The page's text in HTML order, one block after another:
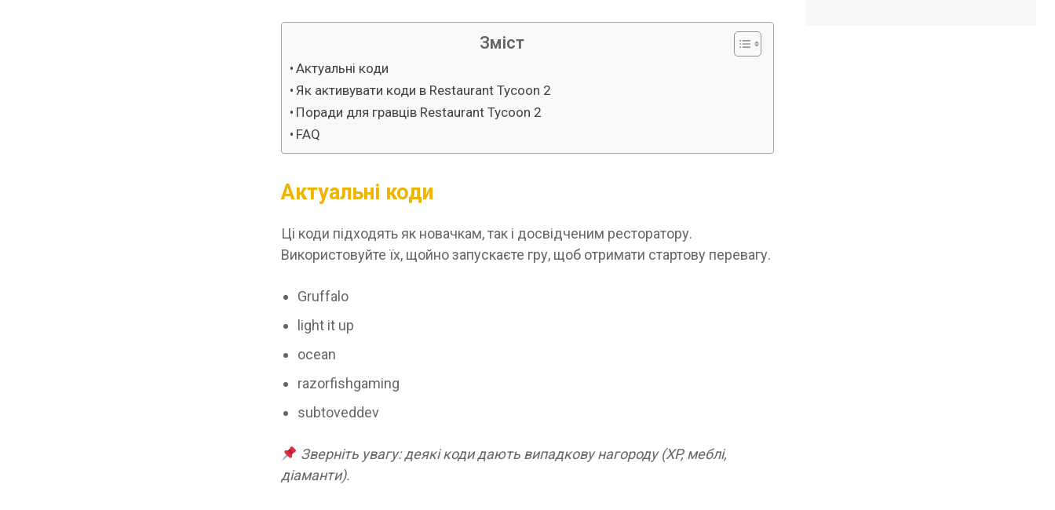
Зміст
Актуальні коди
Як активувати коди в Restaurant Tycoon 2
Поради для гравців Restaurant Tycoon 2
FAQ
Актуальні коди
Ці коди підходять як новачкам, так і досвідченим ресторатору.
Використовуйте їх, щойно запускаєте гру, щоб отримати стартову перевагу.
Gruffalo
light it up
ocean
razorfishgaming
subtoveddev
Зверніть увагу: деякі коди дають випадкову нагороду (XP, меблі,
діаманти).